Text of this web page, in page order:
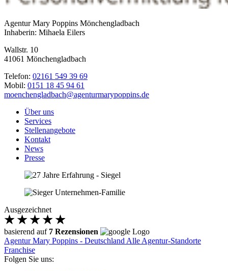
Agentur Mary Poppins Mönchengladbach
Inhaberin: Mihaela Eilers
Wallstr. 10
41061 Mönchengladbach
Telefon: 02161 549 39 69
Mobil: 0151 18 45 94 61
moenchengladbach@agenturmarypoppins.de
Über uns
Services
Stellenangebote
Kontakt
News
Presse
Ausgezeichnet
basierend auf 7 Rezensionen
Agentur Mary Poppins - Deutschland Alle Agentur-Standorte
Franchise
Folgen Sie uns: